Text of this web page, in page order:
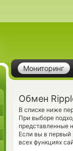
Мониторинг
Обмен
В списке ниже
При выборе
представленные
Если вы в первый
всех функциях